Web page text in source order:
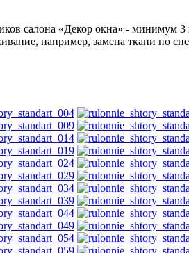
салона «Декор окна» - минимум 3
например, замена ткани по